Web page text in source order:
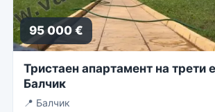
95 000 €
Тристаен апартамент на трети
Балчик
📍 Балчик